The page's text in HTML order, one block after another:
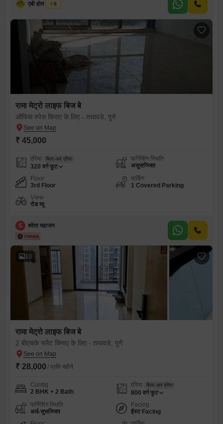
एबी होम रिअल्टी
5
रामा मेट्रो लाइफ बिज बे
ऑफिस स्पेस किराए के लिए - तथावडे, पुणे
₹ 45,000
एरिया बिल्ट-अप एरिया
320 वर्ग फुट
फर्निशिंग स्थिति
असुसज्जित
Floor
3rd Floor
पार्किंग
1 Covered Parking
View
रोड व्यू
S श्वेता महाजन
10
रामा मेट्रो लाइफ बिज बे
2 बीएचके फ्लैट किराए के लिए - तथावडे, पुणे
₹ 28,000 / प्रति महीने
Config
2 BHK + 2 Bath
एरिया बिल्ट-अप एरिया
800 वर्ग फुट
फर्निशिंग स्थिति
अर्ध-सुसज्जित
Facing
ईस्ट Facing